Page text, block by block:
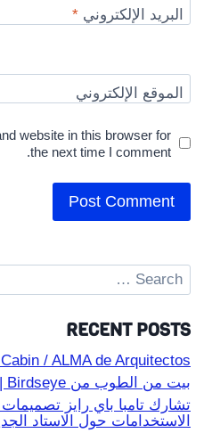
البريد الإلكتروني*
الموقع الإلكتروني
website in this browser for
the next time I comment.
Search
for:
RECENT POSTS
/ ALMA de Arquitectos
بيت من الطوب من Birdseye | السجل المعماري
تشارك تامبا باي رايز
الاستخدامات حول الاستاد